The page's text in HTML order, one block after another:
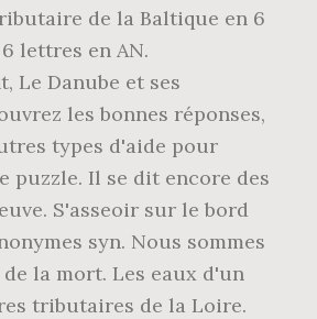
de la Baltique en 6
lettres en AN.
Le Danube et ses
les bonnes réponses,
types d'aide pour
puzzle. Il se dit encore des
S'asseoir sur le bord
syn. Nous sommes
la mort. Les eaux d'un
tributaires de la Loire.